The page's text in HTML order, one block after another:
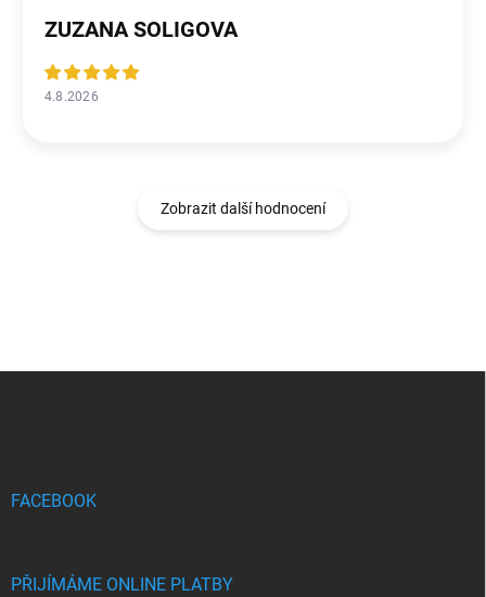
ZUZANA SOLIGOVA
4.8.2026
Zobrazit další hodnocení
FACEBOOK
PŘIJÍMÁME ONLINE PLATBY